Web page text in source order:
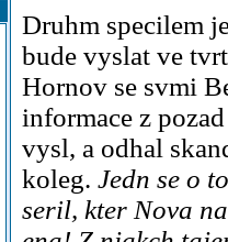
Druhm specilem
bude vyslat ve
Hornov se svmi
informace z
vysl, a odhal
koleg. Jedn se o
seril, kter Nova